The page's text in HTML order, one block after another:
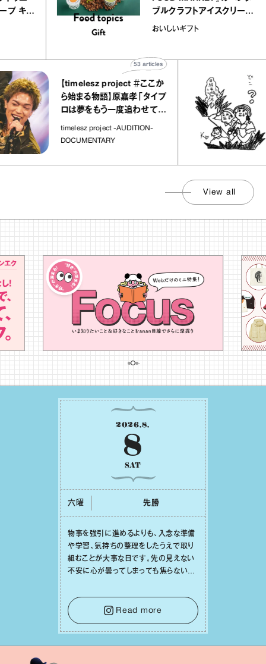
クレープ キャ
ブルクラフトアイスクリー
｜真野知子の「おいしい
おいしいギフト
【timelesz project ＃ここか
ら始まる物語】原嘉孝「タイプ
ロは夢をもう一度追わせてく
れた場所」
timelesz project -AUDITION-
DOCUMENTARY
articles
View all
2026.8.
8
SAT
六曜 先勝
物事を強引に進めるよりも、⼊念な準備
や学習、気持ちの整理をしたうえで取り
組むことが⼤事な⽇です。先の⾒えない
不安に⼼が曇ってしまっても焦らない
⾝や疲れていそうな⼈をいたわることに
時間を使いましょう。ここでしっかりとエ
ネルギーを蓄え、困難を乗り越える⼒に
変えましょう。
Read more